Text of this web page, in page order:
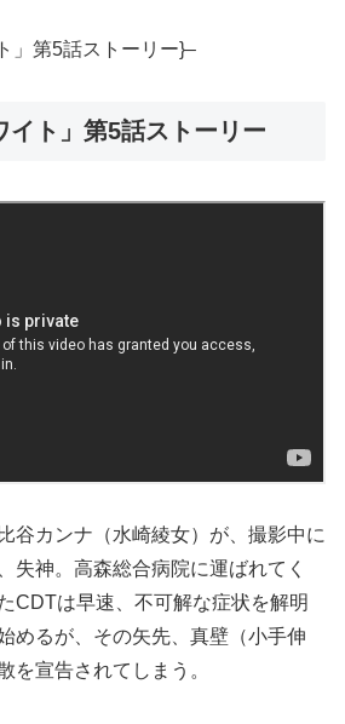
」第5話ストーリー}–
イト」第5話ストーリー
谷カンナ（水崎綾女）が、撮影中に
失神。高森総合病院に運ばれてく
CDTは早速、不可解な症状を解明
めるが、その矢先、真壁（小手伸
を宣告されてしまう。